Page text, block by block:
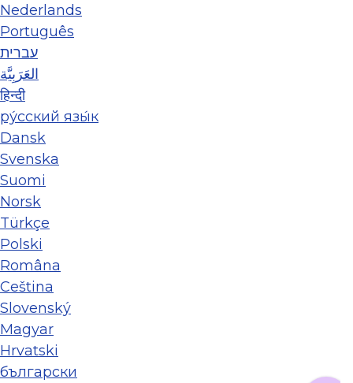
Nederlands
Português
עברית
العَرَبِيَّة
हिन्दी
ру́сский язы́к
Dansk
Svenska
Suomi
Norsk
Türkçe
Polski
Româna
Ceština
Slovenský
Magyar
Hrvatski
български